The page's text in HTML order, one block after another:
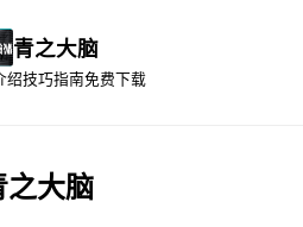
青之大脑
绍技巧指南免费下载
之大脑